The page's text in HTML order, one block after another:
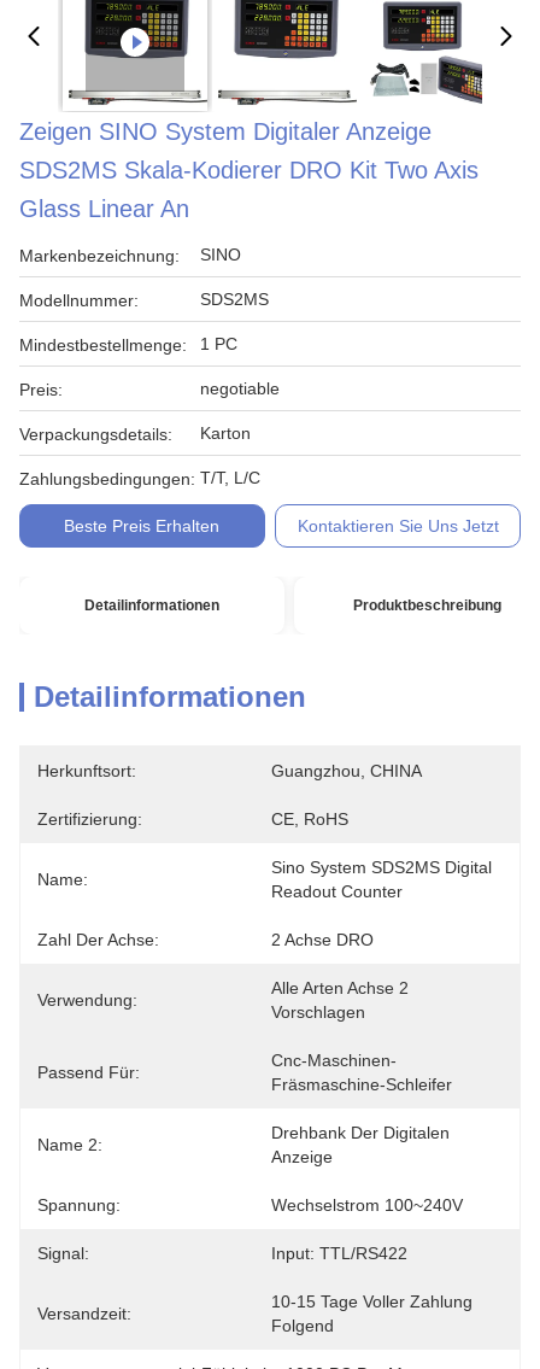
Zeigen SINO System Digitaler Anzeige
SDS2MS Skala-Kodierer DRO Kit Two Axis
Glass Linear An
Markenbezeichnung: SINO
Modellnummer: SDS2MS
Mindestbestellmenge: 1 PC
Preis: negotiable
Verpackungsdetails: Karton
Zahlungsbedingungen: T/T, L/C
Beste Preis Erhalten Kontaktieren Sie Uns Jetzt
Detailinformationen Produktbeschreibung
Detailinformationen
Herkunftsort: Guangzhou, CHINA
Zertifizierung: CE, RoHS
Name:
Sino System SDS2MS Digital
Readout Counter
Zahl Der Achse: 2 Achse DRO
Verwendung:
Alle Arten Achse 2
Vorschlagen
Passend Für:
Cnc-Maschinen-
Fräsmaschine-Schleifer
Name 2:
Drehbank Der Digitalen
Anzeige
Spannung: Wechselstrom 100~240V
Signal: Input: TTL/RS422
Versandzeit:
10-15 Tage Voller Zahlung
Folgend